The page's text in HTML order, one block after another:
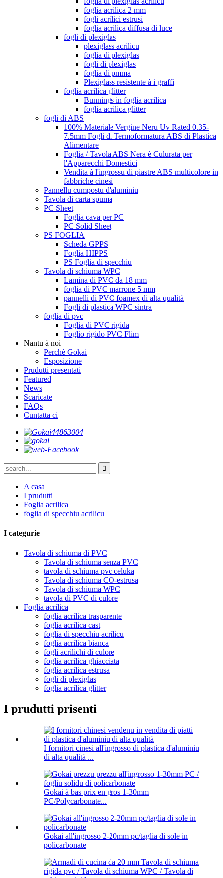
foglia acrilica 2 mm
fogli acrilici estrusi
foglia acrilica diffusa di luce
fogli di plexiglas
plexiglass acrilicu
foglia di plexiglas
fogli di plexiglas
foglia di pmma
Plexiglass resistente à i graffi
foglia acrilica glitter
Bunnings in foglia acrilica
foglia acrilica glitter
fogli di ABS
100% Materiale Vergine Neru Uv Rated 0.35-
7.5mm Fogli di Termoformatura ABS di Plastica
Alimentare
Foglia / Tavola ABS Nera è Culurata per
l'Apparecchi Domestici
Vendita à l'ingrossu di piastre ABS multicolore in
fabbriche cinesi
Pannellu cumpostu d'aluminiu
Tavola di carta spuma
PC Sheet
Foglia cava per PC
PC Solid Sheet
PS FOGLIA
Scheda GPPS
Foglia HIPPS
PS Foglia di specchiu
Tavola di schiuma WPC
Lamina di PVC da 18 mm
foglia di PVC marrone 5 mm
pannelli di PVC foamex di alta qualità
Fogli di plastica WPC sintra
foglia di pvc
Foglia di PVC rigida
Foglio rigido PVC Flim
Nantu à noi
Perchè Gokai
Esposizione
Prudutti presentati
Featured
News
Scaricate
FAQs
Cuntatta ci
A casa
I prudutti
Foglia acrilica
foglia di specchiu acrilicu
I categurie
Tavola di schiuma di PVC
Tavola di schiuma senza PVC
tavola di schiuma pvc celuka
Tavola di schiuma CO-estrusa
Tavola di schiuma WPC
tavola di PVC di culore
Foglia acrilica
foglia acrilica trasparente
foglia acrilica cast
foglia di specchiu acrilicu
foglia acrilica bianca
fogli acrilichi di culore
foglia acrilica ghiacciata
foglia acrilica estrusa
fogli di plexiglas
foglia acrilica glitter
I prudutti prisenti
I fornitori cinesi all'ingrosso di plastica d'aluminiu
di alta qualità ...
Gokai à bas prix en gros 1-30mm
PC/Polycarbonate...
Gokai all'ingrosso 2-20mm pc/taglia di sole in
policarbonate